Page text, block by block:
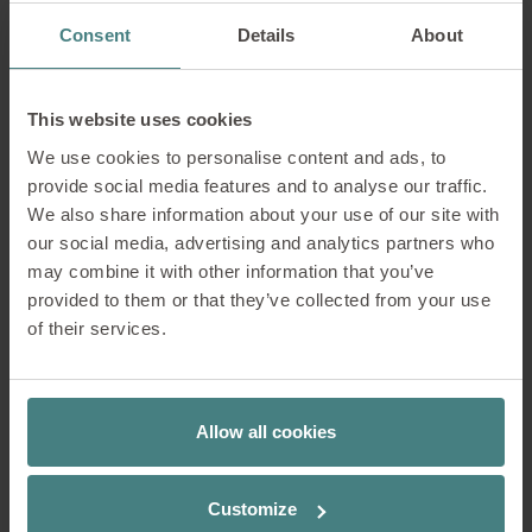
Consent Details About
This website uses cookies
We use cookies to personalise content and ads, to
provide social media features and to analyse our traffic.
We also share information about your use of our site with
our social media, advertising and analytics partners who
may combine it with other information that you’ve
provided to them or that they’ve collected from your use
of their services.
Allow all cookies
Customize